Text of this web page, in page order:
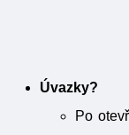
Úvazky?
Po